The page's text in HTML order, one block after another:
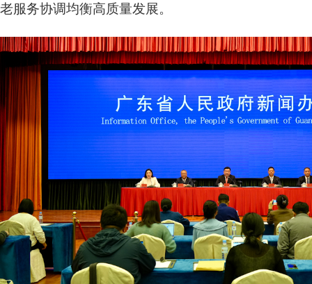
老服务协调均衡高质量发展。